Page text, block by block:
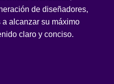
de diseñadores,
alcanzar su máximo
claro y conciso.